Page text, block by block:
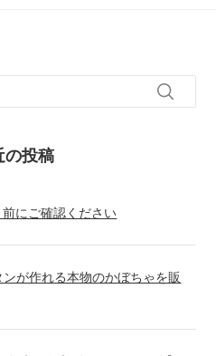
の投稿
にご確認ください
ンが作れる本物のかぼちゃを販